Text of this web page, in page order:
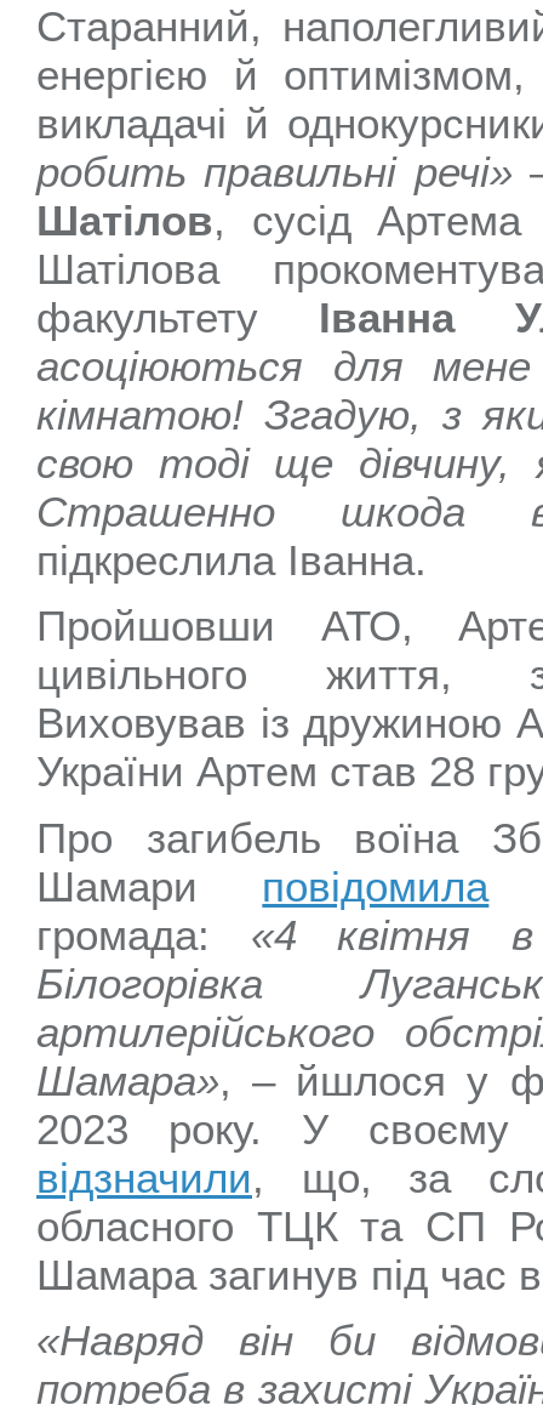
Старанний,
енергією й
викладачі й
робить правильні речі»
Шатілов, сусід Артема
Шатілова
факультету Іванна
асоціюються для
кімнатою! Згадую, з
свою тоді ще
Страшенно шкода
підкреслила Іванна.
Пройшовши АТО,
цивільного життя,
Виховував із дружиною
України Артем став 28
Про загибель воїна
Шамари повідомила
громада: «4 квітня в
Білогорівка
артилерійського
Шамара», – йшлося у
2023 року. У своєму
відзначили, що, за
обласного ТЦК та СП
Шамара загинув під час
«Навряд він би
потреба в захисті